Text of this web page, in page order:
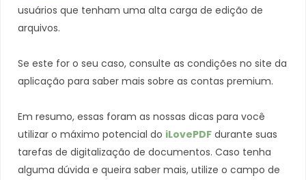
usuários que tenham uma alta carga de edição de
arquivos.
Se este for o seu caso, consulte as condições no site da
aplicação para saber mais sobre as contas premium.
Em resumo, essas foram as nossas dicas para você
utilizar o máximo potencial do iLovePDF durante suas
tarefas de digitalização de documentos. Caso tenha
alguma dúvida e queira saber mais, utilize o campo de